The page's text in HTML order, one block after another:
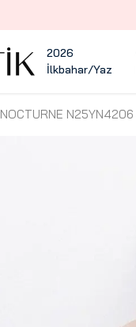
2026
İlkbahar/Yaz
NOCTURNE